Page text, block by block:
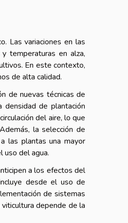
Las variaciones en las
temperaturas en alza,
En este contexto,
de alta calidad.
de nuevas técnicas de
de plantación
del aire, lo que
la selección de
las plantas una mayor
uso del agua.
a los efectos del
desde el uso de
de sistemas
depende de la